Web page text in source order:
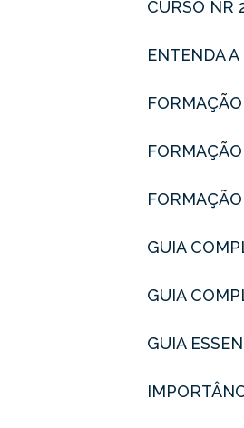
CURSO
ENTENDA
GUIA
GUIA
GUIA